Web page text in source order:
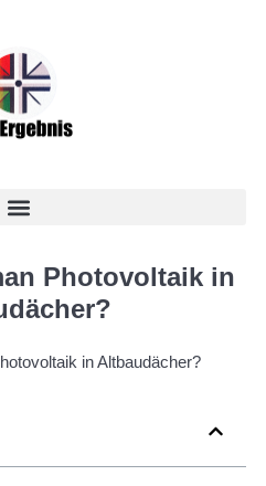
Photovoltaik in